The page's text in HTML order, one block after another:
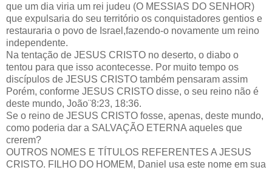
que um dia viria um rei judeu (O MESSIAS DO SENHOR)
que expulsaria do seu território os conquistadores gentios e
restauraria o povo de Israel,fazendo-o novamente um reino
independente.
Na tentação de JESUS CRISTO no deserto, o diabo o
tentou para que isso acontecesse. Por muito tempo os
discípulos de JESUS CRISTO também pensaram assim
Porém, conforme JESUS CRISTO disse, o seu reino não é
deste mundo, João¨8:23, 18:36.
Se o reino de JESUS CRISTO fosse, apenas, deste mundo,
como poderia dar a SALVAÇÃO ETERNA aqueles que
crerem?
OUTROS NOMES E TÍTULOS REFERENTES A JESUS
CRISTO. FILHO DO HOMEM, Daniel usa este nome em sua